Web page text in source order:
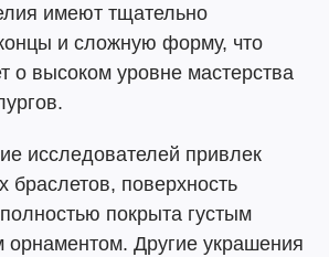
имеют тщательно
и сложную форму, что
о высоком уровне мастерства
исследователей привлек
браслетов, поверхность
покрыта густым
орнаментом. Другие украшения